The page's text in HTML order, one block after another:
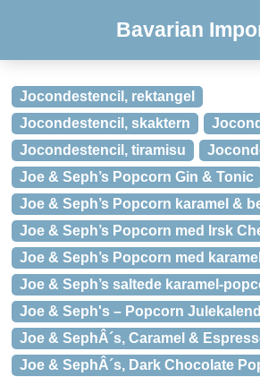
Bavarian
Jocondestencil, rektangel
Jocondestencil, skaktern
Jocondestencil, tiramisu
Joe & Seph’s Popcorn Gin & Tonic
Joe & Seph’s Popcorn karamel &
Joe & Seph’s Popcorn med Irsk
Joe & Seph’s Popcorn med
Joe & Seph’s saltede karamel-
Joe & Seph's – Popcorn
Joe & SephÂ´s, Caramel &
Joe & SephÂ´s, Dark Chocolate